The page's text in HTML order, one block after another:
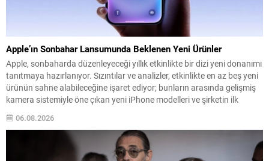
Apple’ın Sonbahar Lansumunda Beklenen Yeni Ürünler
Apple, sonbaharda düzenleyeceği yıllık etkinlikte bir dizi yeni donanımı
tanıtmaya hazırlanıyor. Sızıntılar ve analizler, etkinlikte en az beş yeni
ürünün sahne alabileceğine işaret ediyor; bunların arasında gelişmiş
kamera sistemiyle öne çıkan yeni iPhone modelleri ve şirketin ilk
katlanabilir telefonu öne çıkıyor. Pro serisi iPhone’ların teknik
iyileştirmeleri, daha büyük piller ve...
06.08.2026